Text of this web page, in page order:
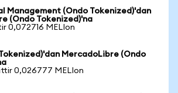
Management (Ondo Tokenized)'dan
(Ondo Tokenized)'na
0,072716 MELIon
MercadoLibre (Ondo
0,026777 MELIon